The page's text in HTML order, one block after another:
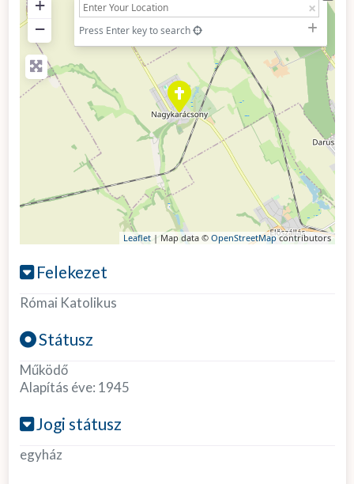
+
−
Press Enter key to search
Leaflet| Map data © OpenStreetMapcontributors
Felekezet
Római Katolikus
Státusz
Működő
Alapítás éve: 1945
Jogi státusz
egyház